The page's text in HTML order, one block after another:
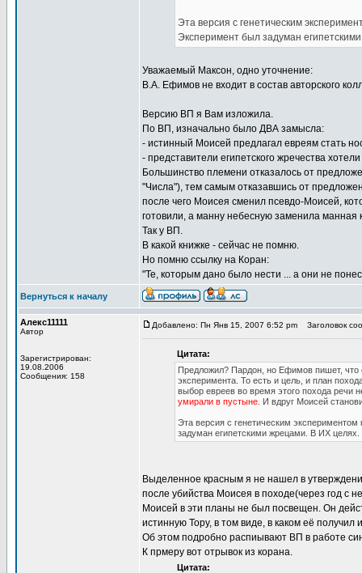
Эта версия с генетическим
Эксперимент был задуман
Уважаемый Максон, одно уточнение:
В.А. Ефимов не входит в состав авторского
Версию ВП я Вам изложила.
По ВП, изначально было ДВА замысла:
- истинный Моисей предлагал евреям стать
- представители египетского жречества
Большинство племени отказалось от
"Числа"), тем самым отказавшись от
после чего Моисея сменил псевдо-Моисей,
готовили, а манну небесную заменила манная
Так у ВП.
В какой книжке - сейчас не помню.
Но помню ссылку на Коран:
"Те, которым дано было нести ... а они не
Вернуться к началу
Алекс11111
Автор
Зарегистрирован:
19.08.2006
Сообщения: 158
Добавлено: Пн Янв 15, 2007 6:52 pm Заголовок
Цитата:
Предложил? Пардон, но Ефимов пишет, что
эксперимента. То есть и цель, и план
выбор евреев во время этого похода речи
умирали в пустыне. И вдруг Моисей
Эта версия с генетическим
задуман египетскими жрецами. В ИХ целях.
Выделенное красным я не нашел в
после убийства Моисея в походе(через год с
Моисей в эти планы не был посвещен. Он
истинную Тору, в том виде, в каком её
Об этом подробно распиывают ВП в работе
К прмеру вот отрывок из корана.
Цитата: